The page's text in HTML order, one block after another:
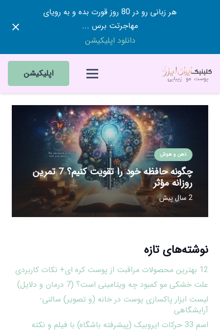
هر زبانی رو در 80 روز قورت بده و به رویای
مهاجرتت برس ...
دانلود اپلیکیشن
اپلیکیشن
ذهن و هوش
چگونه حافظه خود را تقویت کنیم؟ 7 تمرین
روزانه مؤثر
2 سال پیش
نوشته‌های تازه
12 بهترین محصولات مراقبت از پوست کره ای+ نکات کاربردی
علت خشکی مو کمبود چه ویتامینی است؟ (7 درمان و دلایل)
لیست ابزار پاکسازی پوست در خانه (و تصویر) سالنی-
آرایشگاهی
اسم 33 حرکات ایروبیک (پیشرفته باشگاه) با فیلم و نکته